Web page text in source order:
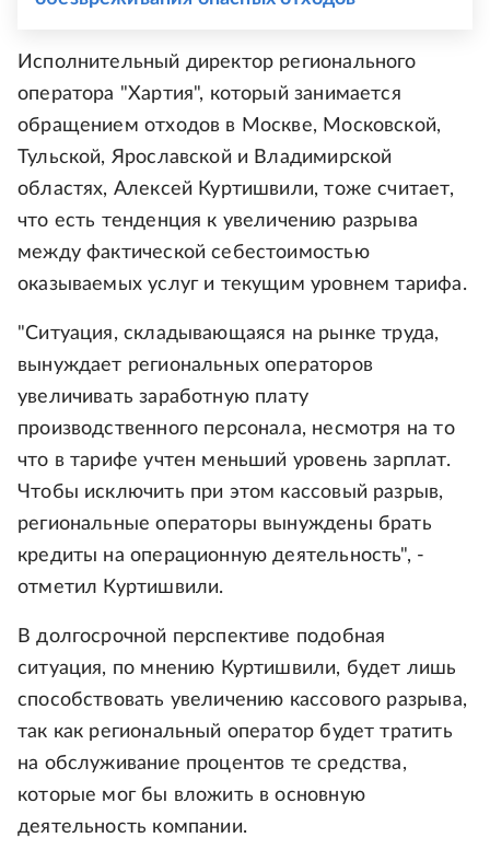
Исполнительный директор регионального
оператора "Хартия", который занимается
обращением отходов в Москве, Московской,
Тульской, Ярославской и Владимирской
областях, Алексей Куртишвили, тоже считает,
что есть тенденция к увеличению разрыва
между фактической себестоимостью
оказываемых услуг и текущим уровнем тарифа.
"Ситуация, складывающаяся на рынке труда,
вынуждает региональных операторов
увеличивать заработную плату
производственного персонала, несмотря на то
что в тарифе учтен меньший уровень зарплат.
Чтобы исключить при этом кассовый разрыв,
региональные операторы вынуждены брать
кредиты на операционную деятельность", -
отметил Куртишвили.
В долгосрочной перспективе подобная
ситуация, по мнению Куртишвили, будет лишь
способствовать увеличению кассового разрыва,
так как региональный оператор будет тратить
на обслуживание процентов те средства,
которые мог бы вложить в основную
деятельность компании.